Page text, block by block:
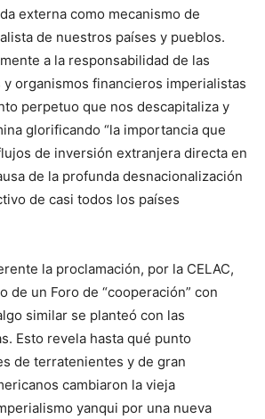
externa como mecanismo de
de nuestros países y pueblos.
a la responsabilidad de las
organismos financieros imperialistas
perpetuo que nos descapitaliza y
glorificando “la importancia que
de inversión extranjera directa en
de la profunda desnacionalización
de casi todos los países
la proclamación, por la CELAC,
de un Foro de “cooperación” con
similar se planteó con las
Esto revela hasta qué punto
de terratenientes y de gran
cambiaron la vieja
yanqui por una nueva